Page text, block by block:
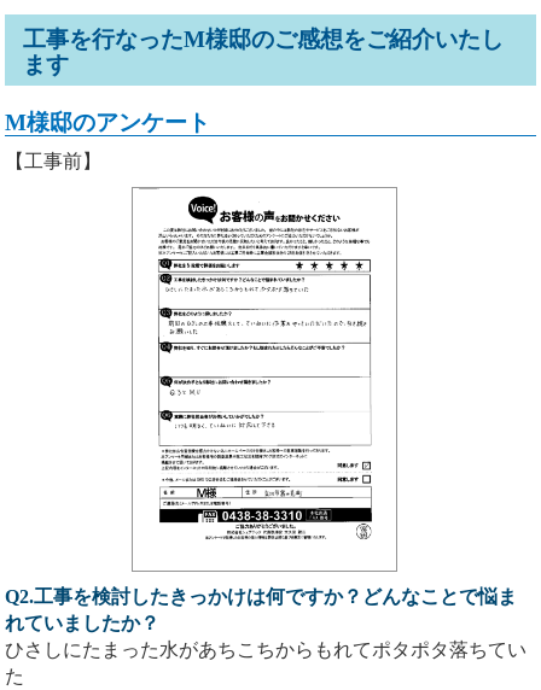
工事を行なったM様邸のご感想をご紹介いたし
ます
M様邸のアンケート
【工事前】
Q2.工事を検討したきっかけは何ですか？どんなことで悩ま
れていましたか？
ひさしにたまった水があちこちからもれてポタポタ落ちてい
た